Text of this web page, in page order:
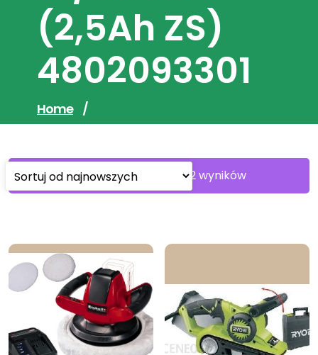
(2,5Ah ZS)
4802093301
Home /
Wyświetlanie 1–30 z 32 wynikówSorted
by